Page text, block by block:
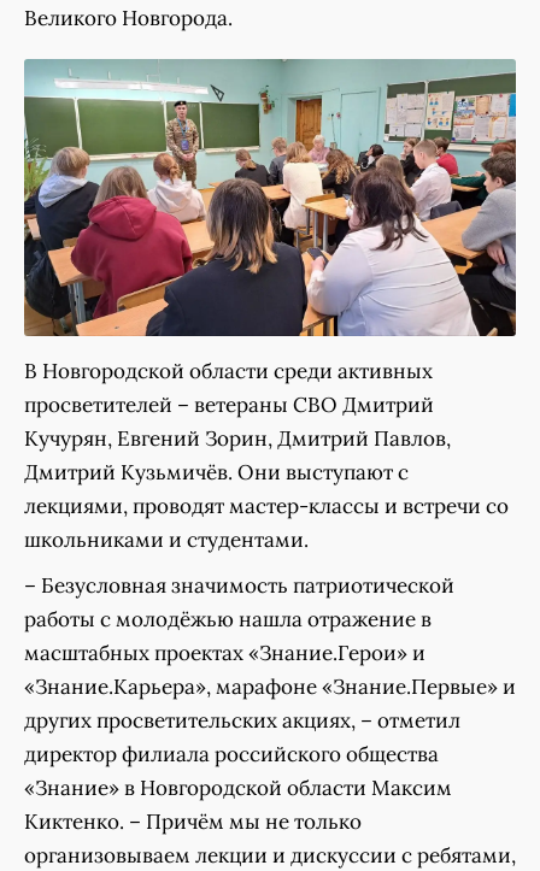
Великого Новгорода.
В Новгородской области среди активных
просветителей – ветераны СВО Дмитрий
Кучурян, Евгений Зорин, Дмитрий Павлов,
Дмитрий Кузьмичёв. Они выступают с
лекциями, проводят мастер-классы и встречи со
школьниками и студентами.
– Безусловная значимость патриотической
работы с молодёжью нашла отражение в
масштабных проектах «Знание.Герои» и
«Знание.Карьера», марафоне «Знание.Первые» и
других просветительских акциях, – отметил
директор филиала российского общества
«Знание» в Новгородской области Максим
Киктенко. – Причём мы не только
организовываем лекции и дискуссии с ребятами,